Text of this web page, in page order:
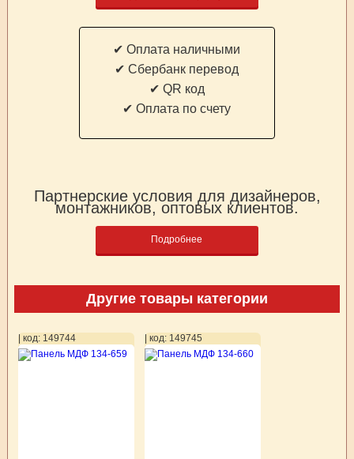
✔ Оплата наличными
✔ Cбербанк перевод
✔ QR код
✔ Оплата по счету
Партнерские условия для дизайнеров,
монтажников, оптовых клиентов.
Подробнее
Другие товары категории
| код: 149744 | код: 149745